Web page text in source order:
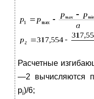
Расчетные
—2 вычисляются
pi)/6;